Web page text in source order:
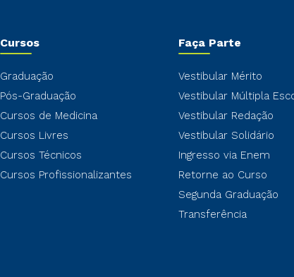
Cursos
Graduação
Pós-Graduação
Cursos de Medicina
Cursos Livres
Cursos Técnicos
Cursos Profissionalizantes
Faça Parte
Vestibular Mérito
Vestibular Múltipla
Vestibular Redação
Vestibular Solidário
Ingresso via Enem
Retorne ao Curso
Segunda Graduação
Transferência